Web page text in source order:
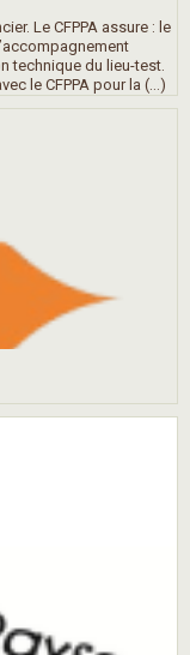
Le CFPPA assure : le
technique du lieu-test.
le CFPPA pour la (…)